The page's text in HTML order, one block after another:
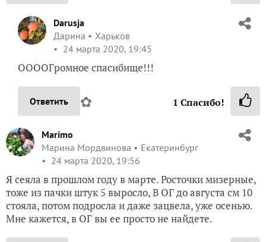
Darusja
Дарина
Харьков
24 марта 2020, 19:45
ООООГромное спасибище!!!
Ответить ✿ 1 Спасибо!
Marimo
Марина Мордвинова
Екатеринбург
24 марта 2020, 19:56
Я сеяла в прошлом году в марте. Росточки мизерные,
тоже из пачки штук 5 выросло, В ОГ до августа см 10
стояла, потом подросла и даже зацвела, уже осенью.
Мне кажется, в ОГ вы ее просто не найдете.